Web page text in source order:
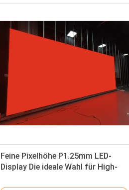
Feine Pixelhöhe P1.25mm LED-
Display Die ideale Wahl für High-